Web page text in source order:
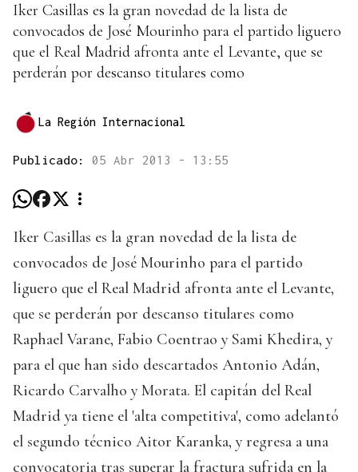
Iker Casillas es la gran novedad de la lista de
convocados de José Mourinho para el partido liguero
que el Real Madrid afronta ante el Levante, que se
perderán por descanso titulares como
La Región Internacional
Publicado: 05 Abr 2013 - 13:55
Iker Casillas es la gran novedad de la lista de
convocados de José Mourinho para el partido
liguero que el Real Madrid afronta ante el Levante,
que se perderán por descanso titulares como
Raphael Varane, Fabio Coentrao y Sami Khedira, y
para el que han sido descartados Antonio Adán,
Ricardo Carvalho y Morata. El capitán del Real
Madrid ya tiene el 'alta competitiva', como adelantó
el segundo técnico Aitor Karanka, y regresa a una
convocatoria tras superar la fractura sufrida en la